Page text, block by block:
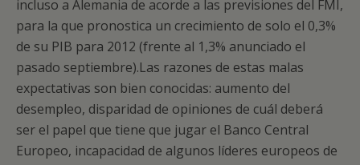
incluso a Alemania de acorde a las previsiones del FMI,
para la que pronostica un crecimiento de solo el 0,3%
de su PIB para 2012 (frente al 1,3% anunciado el
pasado septiembre).Las razones de estas malas
expectativas son bien conocidas: aumento del
desempleo, disparidad de opiniones de cuál deberá
ser el papel que tiene que jugar el Banco Central
Europeo, incapacidad de algunos líderes europeos de